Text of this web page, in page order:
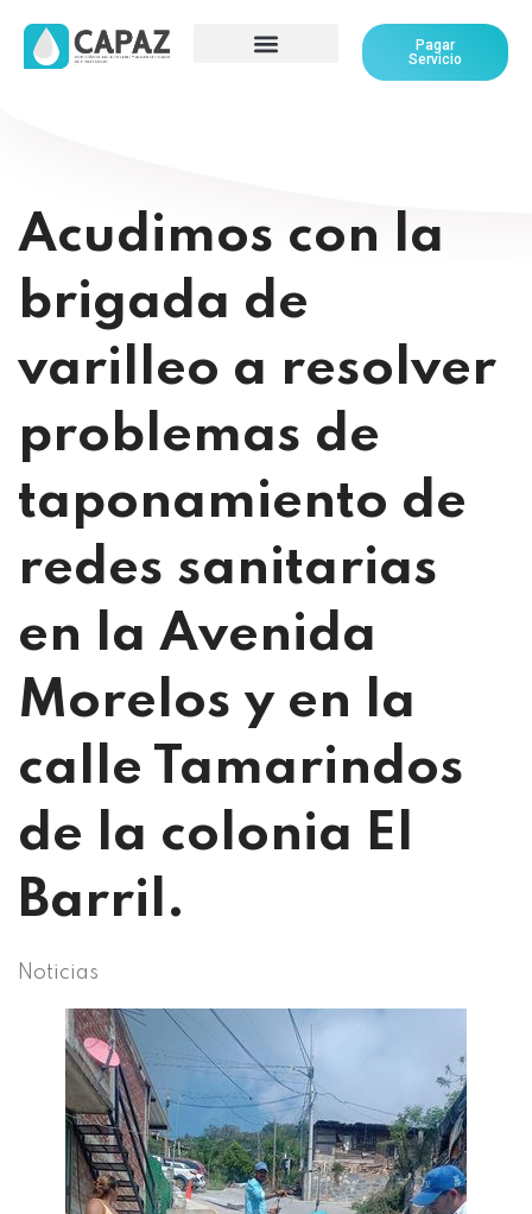
Pagar
Servicio
Acudimos con la
brigada de
varilleo a resolver
problemas de
taponamiento de
redes sanitarias
en la Avenida
Morelos y en la
calle Tamarindos
de la colonia El
Barril.
Noticias